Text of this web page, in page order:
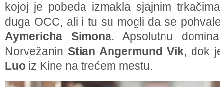
kojoj je pobeda izmakla sjajnim
duga OCC, ali i tu su mogli da se
Aymericha Simona. Apsolutnu
Norvežanin Stian Angermund Vik, dok
Luo iz Kine na trećem mestu.